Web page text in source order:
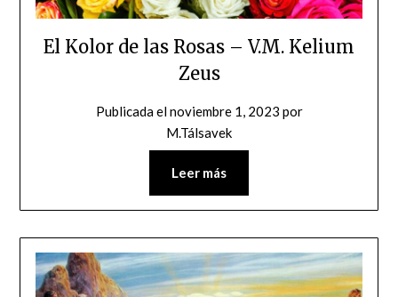
El Kolor de las Rosas – V.M. Kelium
Zeus
Publicada elnoviembre 1, 2023 por
M.Tálsavek
Leer más